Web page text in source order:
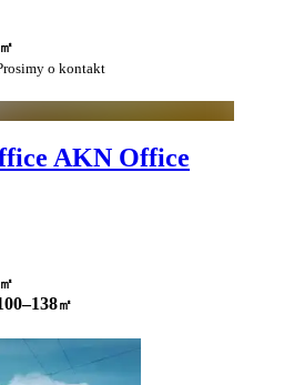
㎡
o kontakt
AKN Office
㎡
㎡